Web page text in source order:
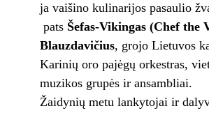
ja vaišino kulinarijos pasaulio
pats Šefas-Vikingas (Chef the
Blauzdavičius, grojo Lietuvos
Karinių oro pajėgų orkestras,
muzikos grupės ir ansambliai.
Žaidynių metu lankytojai ir